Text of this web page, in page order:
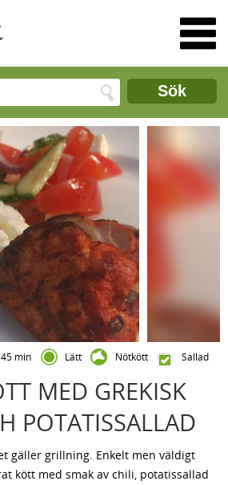
Sök
45 min Lätt Nötkött Sallad
MED GREKISK
POTATISSALLAD
gäller grillning. Enkelt men väldigt
kött med smak av chili, potatissallad